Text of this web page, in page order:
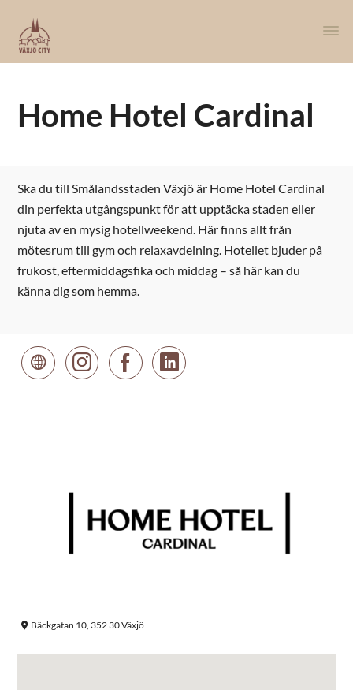
Home Hotel Cardinal
Ska du till Smålandsstaden Växjö är Home Hotel Cardinal
din perfekta utgångspunkt för att upptäcka staden eller
njuta av en mysig hotellweekend. Här finns allt från
mötesrum till gym och relaxavdelning. Hotellet bjuder på
frukost, eftermiddagsfika och middag – så här kan du
känna dig som hemma.
Bäckgatan 10, 352 30 Växjö